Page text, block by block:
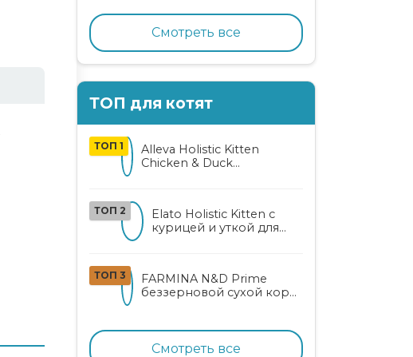
ягодами и овощами
Смотреть все
ТОП для котят
ТОП 1
Alleva Holistic Kitten
Chicken & Duck
ТОП 2
Elato Holistic Kitten с
курицей и уткой для
ТОП 3
FARMINA N&D Prime
беззерновой сухой корм
курицей и гранатом
Смотреть все